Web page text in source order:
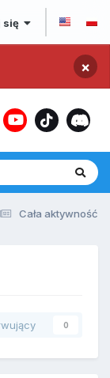
się
×
Cała aktywność
0